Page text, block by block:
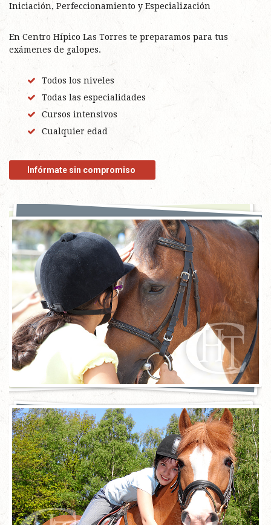
Iniciación, Perfeccionamiento y Especialización
En Centro Hípico Las Torres te preparamos para tus
exámenes de galopes.
Todos los niveles
Todas las especialidades
Cursos intensivos
Cualquier edad
Infórmate sin compromiso